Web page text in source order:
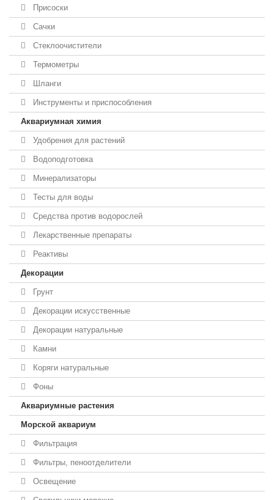
Присоски
Сачки
Стеклоочистители
Термометры
Шланги
Инструменты и приспособления
Аквариумная химия
Удобрения для растений
Водоподготовка
Минерализаторы
Тесты для воды
Средства против водорослей
Лекарственные препараты
Реактивы
Декорации
Грунт
Декорации искусственные
Декорации натуральные
Камни
Коряги натуральные
Фоны
Аквариумные растения
Морской аквариум
Фильтрация
Фильтры, пеноотделители
Освещение